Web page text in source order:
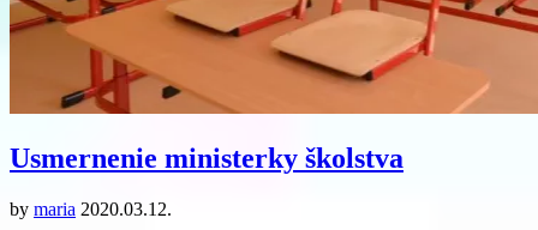
Usmernenie ministerky školstva
by maria 2020.03.12.